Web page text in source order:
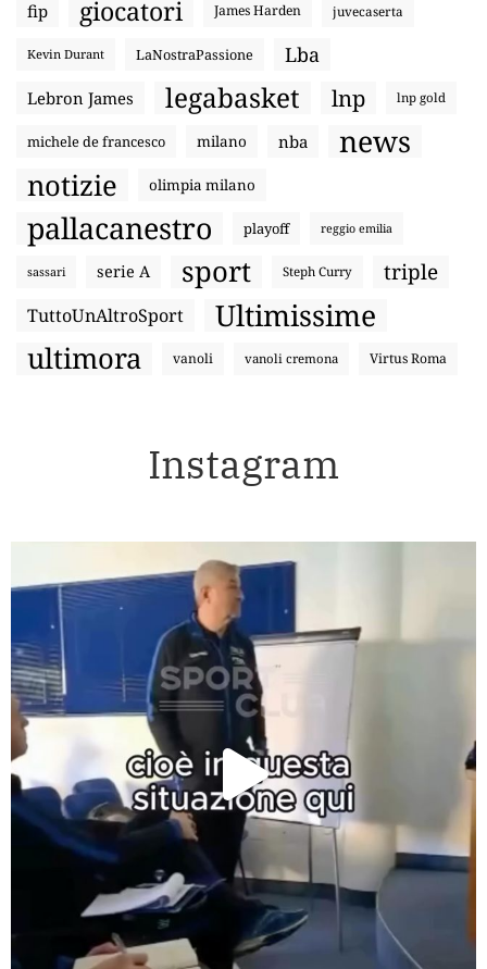
fip giocatori James Harden juvecaserta
Kevin Durant LaNostraPassione Lba
Lebron James legabasket lnp lnp gold
michele de francesco milano nba news
notizie olimpia milano
pallacanestro playoff reggio emilia
sassari serie A sport Steph Curry triple
TuttoUnAltroSport Ultimissime
ultimora vanoli vanoli cremona Virtus Roma
Instagram